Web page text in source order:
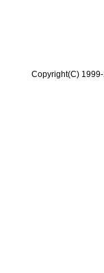
Copyright(C)